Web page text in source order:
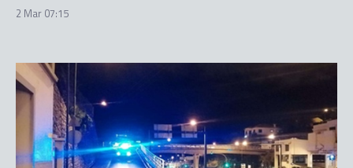
2 Mar 07:15